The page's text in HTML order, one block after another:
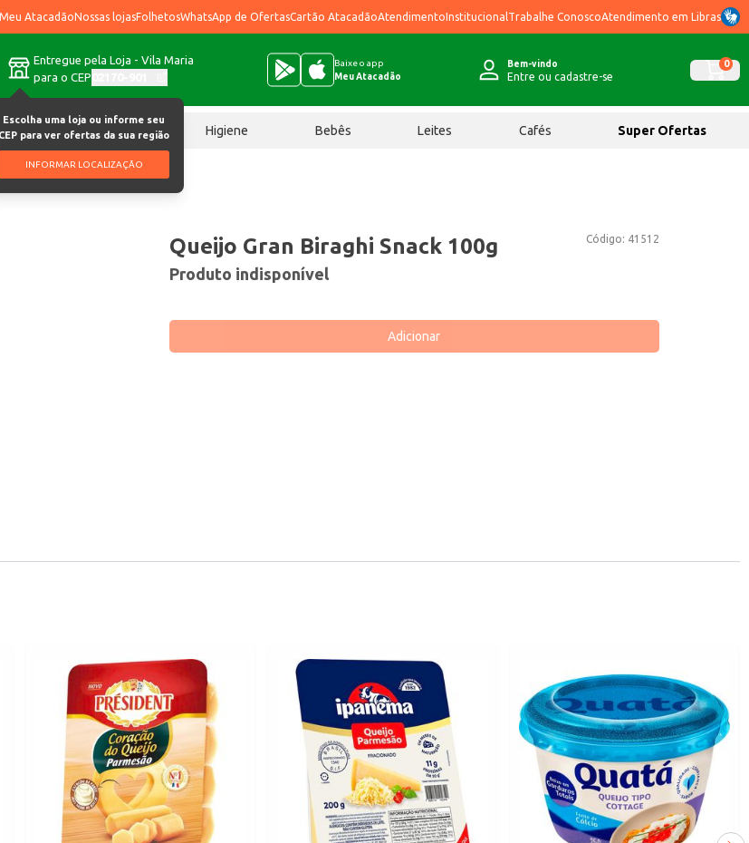
AtacadãoNossas lojasFolhetosWhatsApp de OfertasCartão AtacadãoAtendimentoInstitucional Trabalhe ConoscoAtendimento em Libras
Entregue pela Loja - Vila Maria
para o CEP
Escolha uma loja ou informe seu
CEP para ver ofertas da sua região
INFORMAR LOCALIZAÇÃO
Baixe o app
Meu Atacadão
Bem-vindo
Entre ou cadastre-se
0
Chocolates Higiene Bebês Leites Cafés Super Ofertas
100g
Código: 41512
Queijo Gran Biraghi Snack 100g
Produto indisponível
Adicionar